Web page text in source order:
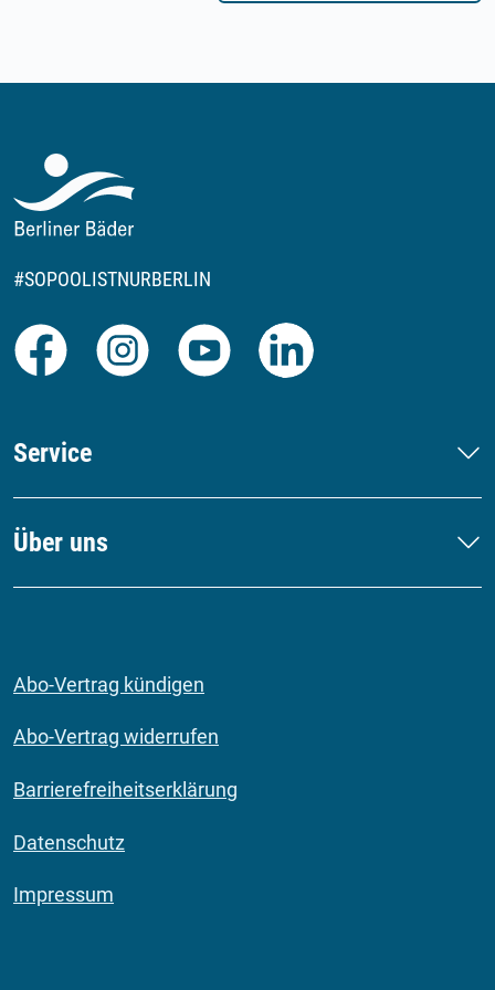
#SOPOOLISTNURBERLIN
Facebook Instagram Youtube
Service
Über uns
Abo-Vertrag kündigen
Abo-Vertrag widerrufen
Barrierefreiheitserklärung
Datenschutz
Impressum